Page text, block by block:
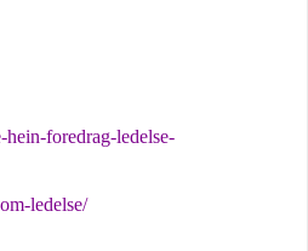
foredrag-ledelse-
ledelse/